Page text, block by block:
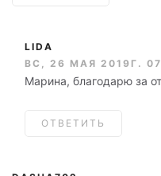
LIDA
ВС, 26 МАЯ 2019Г.
Марина, благодарю за
ОТВЕТИТЬ